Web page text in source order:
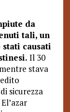
da
tali, un
causati
Il 30
stava
sicurezza